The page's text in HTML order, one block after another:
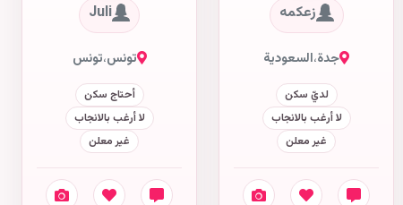
زعكمه
جدة،السعودية
لديّ سكن
لا أرغب بالانجاب
غير معلن
Juli
تونس،تونس
أحتاج سكن
لا أرغب بالانجاب
غير معلن